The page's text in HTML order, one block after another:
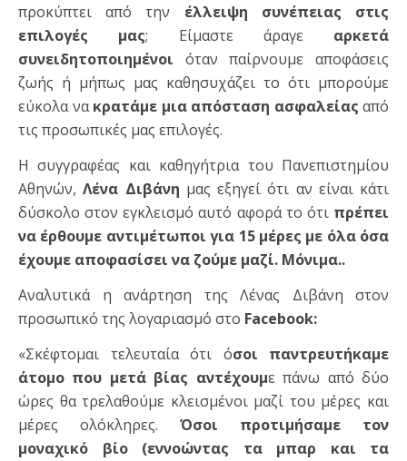
προκύπτει από την έλλειψη συνέπειας στις
επιλογές μας; Είμαστε άραγε αρκετά
συνειδητοποιημένοι όταν παίρνουμε αποφάσεις
ζωής ή μήπως μας καθησυχάζει το ότι μπορούμε
εύκολα νακρατάμε μια απόσταση ασφαλείας από
τις προσωπικές μας επιλογές.
Η συγγραφέας και καθηγήτρια του Πανεπιστημίου
Αθηνών,Λένα Διβάνη μας εξηγεί ότι αν είναι κάτι
δύσκολο στον εγκλεισμό αυτό αφορά το ότι πρέπει
να έρθουμε αντιμέτωποι για 15 μέρες με όλα όσα
έχουμε αποφασίσει να ζούμε μαζί. Mόνιμα..
Αναλυτικά η ανάρτηση της Λένας Διβάνη στον
προσωπικό της λογαριασμό στο Facebook:
«Σκέφτομαι τελευταία ότι όσοι παντρευτήκαμε
άτομο που μετά βίας αντέχουμε πάνω από δύο
ώρες θα τρελαθούμε κλεισμένοι μαζί του μέρες και
μέρες ολόκληρες. Όσοι προτιμήσαμε τον
μοναχικό βίο (εννοώντας τα μπαρ και τα